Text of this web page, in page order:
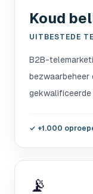
Koud
UITBESTEDE
B2B-
gekwalificeerde
✓ +1.000
📡